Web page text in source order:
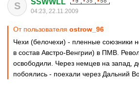
S SSWWLL
04:23, 22.11.2009
От пользователя ostrow_96
Чехи (белочехи) - пленные союзники
в состав Австро-Венгрии) в ПМВ.
освободили. Через немцев на запад,
побоялись - поехали через Дальний